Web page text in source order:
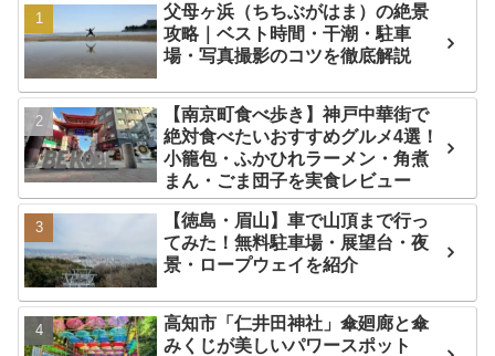
父母ヶ浜（ちちぶがはま）の絶景
攻略｜ベスト時間・干潮・駐車
場・写真撮影のコツを徹底解説
【南京町食べ歩き】神戸中華街で
絶対食べたいおすすめグルメ4選！
小籠包・ふかひれラーメン・角煮
まん・ごま団子を実食レビュー
【徳島・眉山】車で山頂まで行っ
てみた！無料駐車場・展望台・夜
景・ロープウェイを紹介
高知市「仁井田神社」傘廻廊と傘
みくじが美しいパワースポット